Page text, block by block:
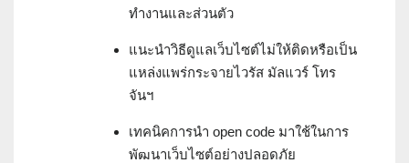
ทำงานและส่วนตัว
แนะนำวิธีดูแลเว็บไซต์ไม่ให้ติดหรือเป็น
แหล่งแพร่กระจายไวรัส มัลแวร์ โทร
จันฯ
เทคนิคการนำ open code มาใช้ในการ
พัฒนาเว็บไซต์อย่างปลอดภัย